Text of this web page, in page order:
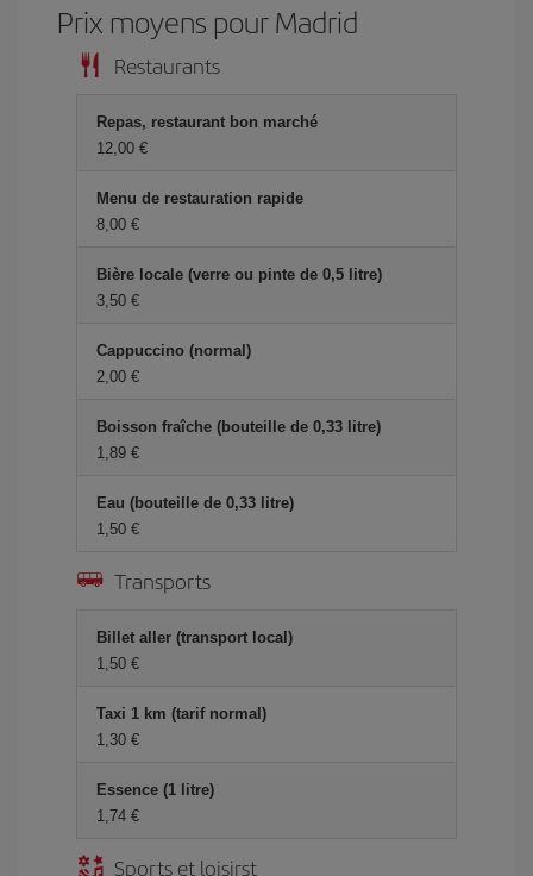
Prix ​​moyens pour Madrid
Restaurants
Repas, restaurant bon marché
12,00 €
Menu de restauration rapide
8,00 €
Bière locale (verre ou pinte de 0,5 litre)
3,50 €
Cappuccino (normal)
2,00 €
Boisson fraîche (bouteille de 0,33 litre)
1,89 €
Eau (bouteille de 0,33 litre)
1,50 €
Transports
Billet aller (transport local)
1,50 €
Taxi 1 km (tarif normal)
1,30 €
Essence (1 litre)
1,74 €
Sports et loisirst